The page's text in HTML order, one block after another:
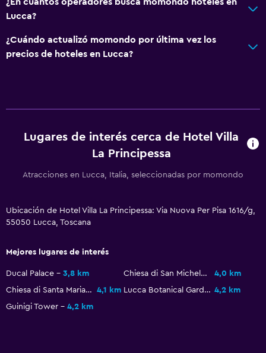
Accesibilidad y adecuación
Mascotas permitidas bajo consulta (pueden aplicar cargos
extra)
Hipoalergénico
Almohada sin plumas
Menús para dietas especiales (bajo petición)
Bar de tapas
Restaurante
Bar/lounge
Lucca?
¿Cuándo actualizó momondo por última vez los
precios de hoteles en Lucca?
Lugares de interés cerca de Hotel Villa
La Principessa
Atracciones en Lucca, Italia, seleccionadas por momondo
Ubicación de Hotel Villa La Principessa: Via Nuova Per Pisa 1616/g,
55050 Lucca, Toscana
Mejores lugares de interés
Ducal Palace 3,8 km Chiesa di San Michele in Foro
4,0 km
Chiesa di Santa Maria Forisportam
4,1 km Lucca Botanical Gardens 4,2 km
Guinigi Tower
4,2 km